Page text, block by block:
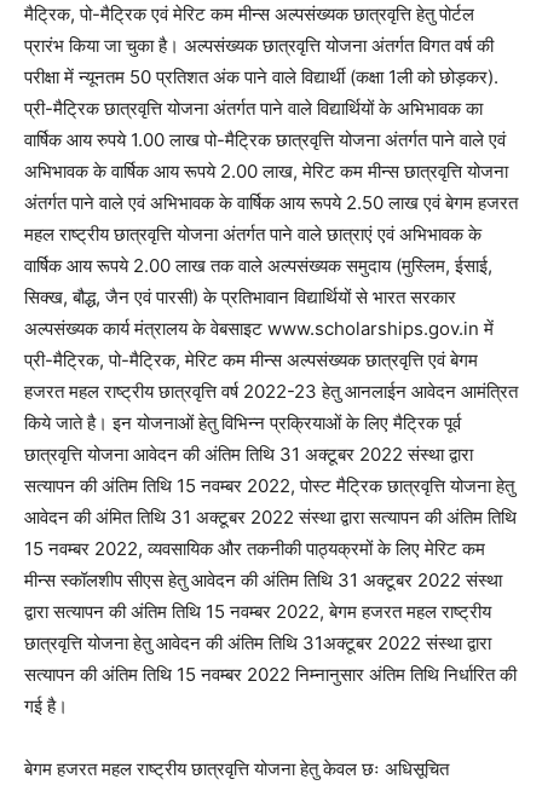
मैट्रिक, पो-मैट्रिक एवं मेरिट कम मीन्स अल्पसंख्यक छात्रवृत्ति हेतु पोर्टल
प्रारंभ किया जा चुका है। अल्पसंख्यक छात्रवृत्ति योजना अंतर्गत विगत वर्ष की
परीक्षा में न्यूनतम 50 प्रतिशत अंक पाने वाले विद्यार्थी (कक्षा 1ली को छोड़कर).
प्री-मैट्रिक छात्रवृत्ति योजना अंतर्गत पाने वाले विद्यार्थियों के अभिभावक का
वार्षिक आय रुपये 1.00 लाख पो-मैट्रिक छात्रवृत्ति योजना अंतर्गत पाने वाले एवं
अभिभावक के वार्षिक आय रूपये 2.00 लाख, मेरिट कम मीन्स छात्रवृत्ति योजना
अंतर्गत पाने वाले एवं अभिभावक के वार्षिक आय रूपये 2.50 लाख एवं बेगम हजरत
महल राष्ट्रीय छात्रवृत्ति योजना अंतर्गत पाने वाले छात्राएं एवं अभिभावक के
वार्षिक आय रूपये 2.00 लाख तक वाले अल्पसंख्यक समुदाय (मुस्लिम, ईसाई,
सिक्ख, बौद्ध, जैन एवं पारसी) के प्रतिभावान विद्यार्थियों से भारत सरकार
अल्पसंख्यक कार्य मंत्रालय के वेबसाइट www.scholarships.gov.in में
प्री-मैट्रिक, पो-मैट्रिक, मेरिट कम मीन्स अल्पसंख्यक छात्रवृत्ति एवं बेगम
हजरत महल राष्ट्रीय छात्रवृत्ति वर्ष 2022-23 हेतु आनलाईन आवेदन आमंत्रित
किये जाते है। इन योजनाओं हेतु विभिन्न प्रक्रियाओं के लिए मैट्रिक पूर्व
छात्रवृत्ति योजना आवेदन की अंतिम तिथि 31 अक्टूबर 2022 संस्था द्वारा
सत्यापन की अंतिम तिथि 15 नवम्बर 2022, पोस्ट मैट्रिक छात्रवृत्ति योजना हेतु
आवेदन की अंमित तिथि 31 अक्टूबर 2022 संस्था द्वारा सत्यापन की अंतिम तिथि
15 नवम्बर 2022, व्यवसायिक और तकनीकी पाठ्यक्रमों के लिए मेरिट कम
मीन्स स्कॉलशीप सीएस हेतु आवेदन की अंतिम तिथि 31 अक्टूबर 2022 संस्था
द्वारा सत्यापन की अंतिम तिथि 15 नवम्बर 2022, बेगम हजरत महल राष्ट्रीय
छात्रवृत्ति योजना हेतु आवेदन की अंतिम तिथि 31अक्टूबर 2022 संस्था द्वारा
सत्यापन की अंतिम तिथि 15 नवम्बर 2022 निम्नानुसार अंतिम तिथि निर्धारित की
गई है।
बेगम हजरत महल राष्ट्रीय छात्रवृत्ति योजना हेतु केवल छः अधिसूचित